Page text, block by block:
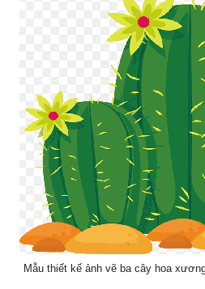
Mẫu thiết kế ảnh vẽ ba cây hoa